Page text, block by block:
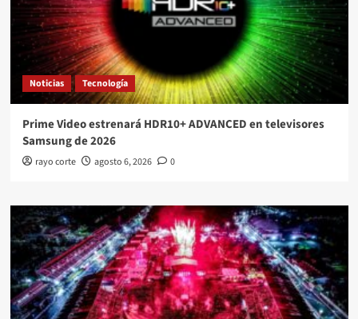
Noticias Tecnología
Prime Video estrenará HDR10+ ADVANCED en televisores
Samsung de 2026
rayo corte agosto 6, 2026 0